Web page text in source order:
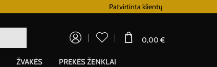
Patvirtinta klientų
0,00 €
ŽVAKĖS PREKĖS ŽENKLAI